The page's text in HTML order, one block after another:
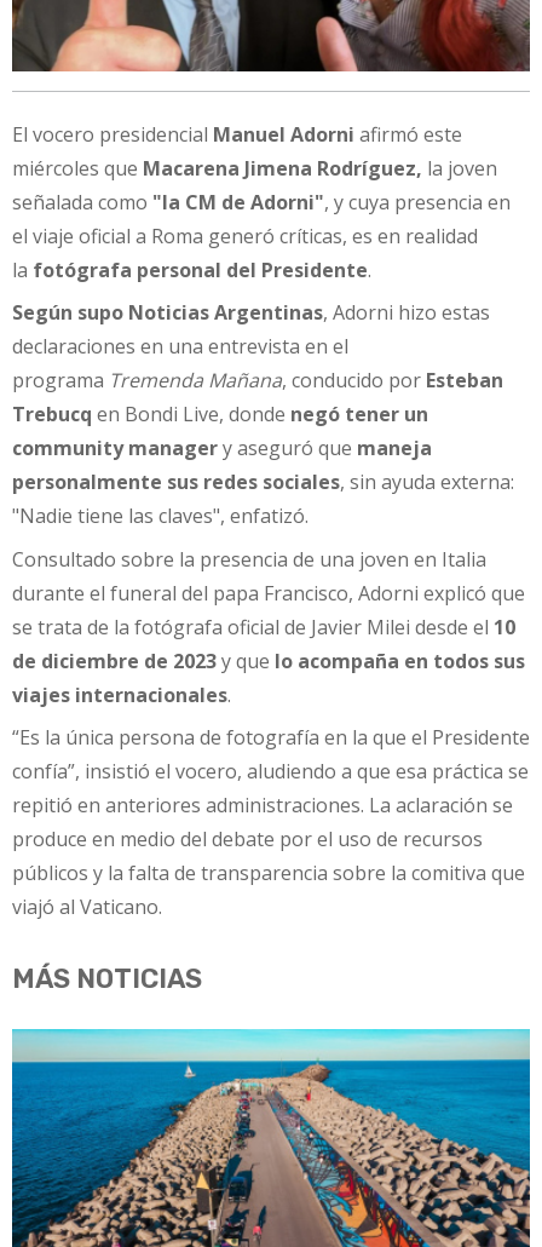
El vocero presidencial Manuel Adorni afirmó este
miércoles que Macarena Jimena Rodríguez, la joven
señalada como "la CM de Adorni", y cuya presencia en
el viaje oficial a Roma generó críticas, es en realidad
la fotógrafa personal del Presidente.
Según supo Noticias Argentinas, Adorni hizo estas
declaraciones en una entrevista en el
programa Tremenda Mañana, conducido por Esteban
Trebucq en Bondi Live, donde negó tener un
community managery aseguró que maneja
personalmente sus redes sociales, sin ayuda externa:
"Nadie tiene las claves", enfatizó.
Consultado sobre la presencia de una joven en Italia
durante el funeral del papa Francisco, Adorni explicó que
se trata de la fotógrafa oficial de Javier Milei desde el 10
de diciembre de 2023y que lo acompaña en todos sus
viajes internacionales.
“Es la única persona de fotografía en la que el Presidente
confía”, insistió el vocero, aludiendo a que esa práctica se
repitió en anteriores administraciones. La aclaración se
produce en medio del debate por el uso de recursos
públicos y la falta de transparencia sobre la comitiva que
viajó al Vaticano.
MÁS NOTICIAS